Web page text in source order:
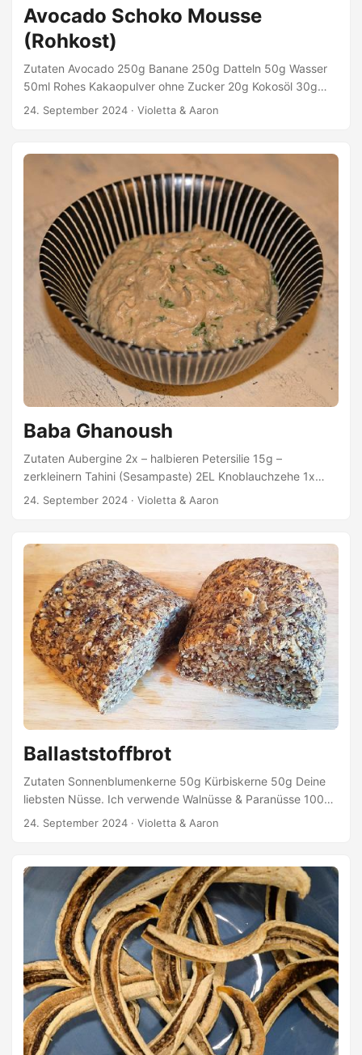
Avocado Schoko Mousse
(Rohkost)
Zutaten Avocado 250g Banane 250g Datteln 50g Wasser
50ml Rohes Kakaopulver ohne Zucker 20g Kokosöl 30g
(verflüssigen) Zubereitung Datteln und Wasser mit einem
kalt stellen.
24. September 2024 · Violetta & Aaron
Baba Ghanoush
Zutaten Aubergine 2x – halbieren Petersilie 15g –
zerkleinern Tahini (Sesampaste) 2EL Knoblauchzehe 1x
Zitronensaft 3TL Olivenöl 2EL Kreuzkümmelsamen 0,5TL –
Minuten backen bzw. bis die Auberginen schrumplig
werden. Anschließend das Innere der Aubergine
entnehmen. Die trockene Haut wird nicht weiter benötigt.
Alle Zutaten bis auf die Petersilie zu den Auberginen geben
und miteinander fein pürieren. ...
24. September 2024 · Violetta & Aaron
Ballaststoffbrot
Zutaten Sonnenblumenkerne 50g Kürbiskerne 50g Deine
liebsten Nüsse. Ich verwende Walnüsse & Paranüsse 100g
– zerkleinern Leinsamen (geschrotet) 100g – schroten
1,5TL Kokosöl Zubereitung Alle Zutaten miteinander
vermischen. Backofen vorheizen. Backform mit Kokosöl
einfetten, die Masse hinein geben und bei 200°C für ca. 60
Min. backen.
24. September 2024 · Violetta & Aaron